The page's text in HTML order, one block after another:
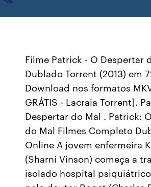
Filme Patrick - O Despertar
Dublado Torrent (2013) em
Download nos formatos
GRÁTIS - Lacraia Torrent].
Despertar do Mal . Patrick:
do Mal Filmes Completo
Online A jovem enfermeira
(Sharni Vinson) começa a
isolado hospital